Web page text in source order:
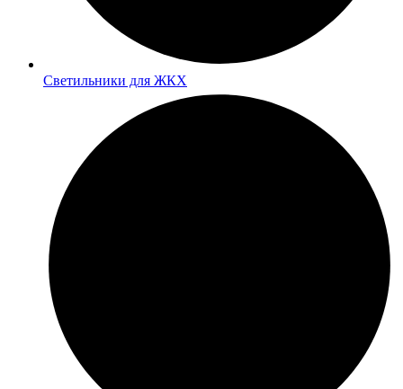
Светильники для ЖКХ